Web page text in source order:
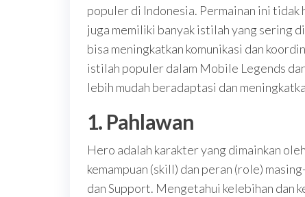
populer di Indonesia. Permainan ini tidak
juga memiliki banyak istilah yang sering
bisa meningkatkan komunikasi dan
istilah populer dalam Mobile Legends
lebih mudah beradaptasi dan
1. Pahlawan
Hero adalah karakter yang dimainkan
kemampuan (skill) dan peran (role)
dan Support. Mengetahui kelebihan dan